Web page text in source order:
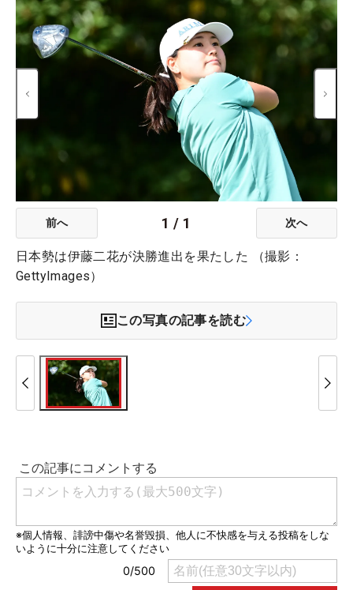
前へ 1 / 1 次へ
日本勢は伊藤二花が決勝進出を果たした （撮影：
GettyImages）
この写真の記事を読む